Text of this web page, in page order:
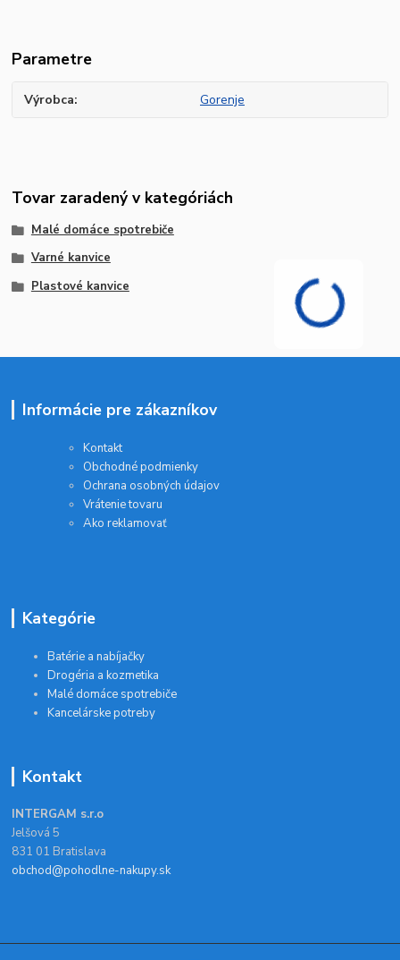
Parametre
Výrobca Gorenje
Tovar zaradený v kategóriách
Malé domáce spotrebiče
Varné kanvice
Plastové kanvice
Informácie pre zákazníkov
Kontakt
Obchodné podmienky
Ochrana osobných údajov
Vrátenie tovaru
Ako reklamovať
Kategórie
Batérie a nabíjačky
Drogéria a kozmetika
Malé domáce spotrebiče
Kancelárske potreby
Kontakt
INTERGAM s.r.o
Jelšová 5
831 01 Bratislava
obchod@pohodlne-nakupy.sk